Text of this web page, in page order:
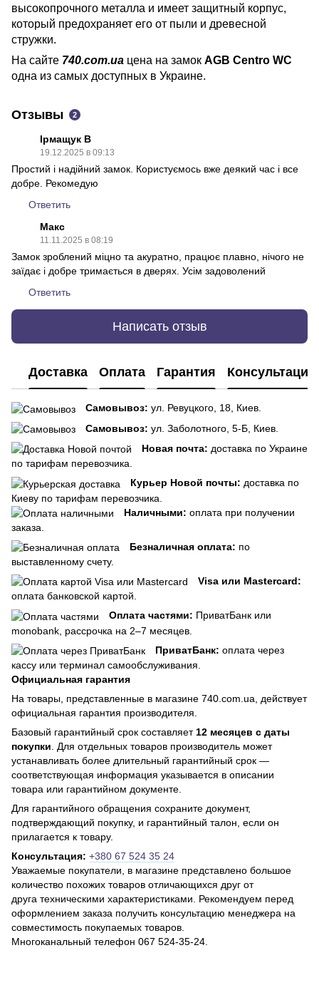
высокопрочного металла и имеет защитный корпус,
который предохраняет его от пыли и древесной
стружки.
На сайте 740.com.ua цена на замок AGB Centro WC
одна из самых доступных в Украине.
Отзывы 2
Ірмащук В
19.12.2025 в 09:13
Простий і надійний замок. Користуємось вже деякий час і все
добре. Рекомедую
Ответить
Макс
11.11.2025 в 08:19
Замок зроблений міцно та акуратно, працює плавно, нічого не
заїдає і добре тримається в дверях. Усім задоволений
Ответить
Написать отзыв
Доставка Оплата Гарантия Консультация
Самовывоз: ул. Ревуцкого, 18, Киев.
Самовывоз: ул. Заболотного, 5-Б, Киев.
Новая почта: доставка по Украине
по тарифам перевозчика.
Курьер Новой почты: доставка по
Киеву по тарифам перевозчика.
Наличными: оплата при получении
заказа.
Безналичная оплата: по
выставленному счету.
Visa или Mastercard:
оплата банковской картой.
Оплата частями: ПриватБанк или
monobank, рассрочка на 2–7 месяцев.
ПриватБанк: оплата через
кассу или терминал самообслуживания.
Официальная гарантия
На товары, представленные в магазине 740.com.ua, действует
официальная гарантия производителя.
Базовый гарантийный срок составляет 12 месяцев с даты
покупки . Для отдельных товаров производитель может
устанавливать более длительный гарантийный срок —
соответствующая информация указывается в описании
товара или гарантийном документе.
Для гарантийного обращения сохраните документ,
подтверждающий покупку, и гарантийный талон, если он
прилагается к товару.
Консультация: +380 67 524 35 24
Уважаемые покупатели, в магазине представлено большое
количество похожих товаров отличающихся друг от
друга техническими характеристиками. Рекомендуем перед
оформлением заказа получить консультацию менеджера на
совместимость покупаемых товаров.
Многоканальный телефон 067 524-35-24.